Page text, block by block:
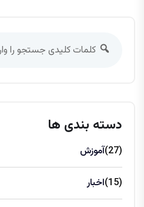
دسته بندی ها
آموزش (27)
اخبار (15)